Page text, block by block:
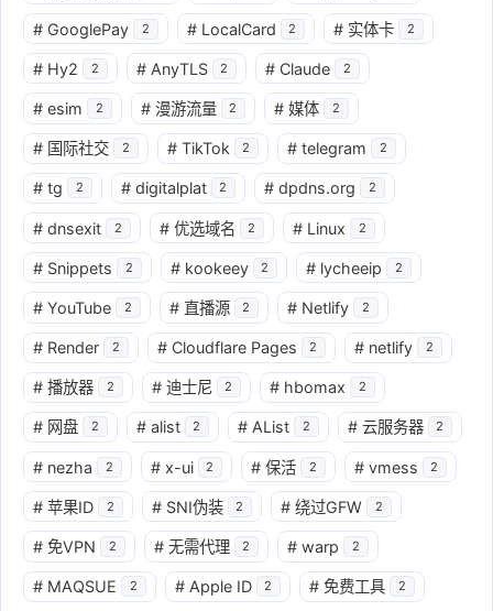
# GooglePay 2 # LocalCard 2 # 实体卡 2
# Hy2 2 # AnyTLS 2 # Claude 2
# esim 2 # 漫游流量 2 # 媒体 2
# 国际社交 2 # TikTok 2 # telegram 2
# tg 2 # digitalplat 2 # dpdns.org 2
# dnsexit 2 # 优选域名 2 # Linux 2
# Snippets 2 # kookeey 2 # lycheeip 2
# YouTube 2 # 直播源 2 # Netlify 2
# Render 2 # Cloudflare Pages 2 # netlify 2
# 播放器 2 # 迪士尼 2 # hbomax 2
# 网盘 2 # alist 2 # AList 2 # 云服务器 2
# nezha 2 # x-ui 2 # 保活 2 # vmess 2
# 苹果ID 2 # SNI伪装 2 # 绕过GFW 2
# 免VPN 2 # 无需代理 2 # warp 2
# MAQSUE 2 # Apple ID 2 # 免费工具 2